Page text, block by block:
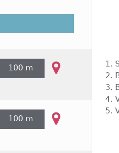
et faisant partie
commercial
- 19h30): Arthur
Marionnaud.
présentes dans la
que des magasins
100 m
100 m
1.
2.
3.
4.
5.